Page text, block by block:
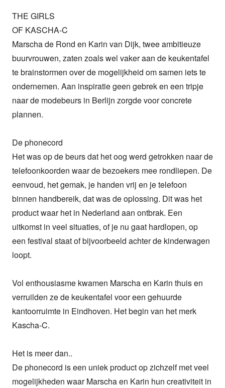
THE GIRLS
OF KASCHA-C
Marscha de Rond en Karin van Dijk, twee ambitieuze
buurvrouwen, zaten zoals wel vaker aan de keukentafel
te brainstormen over de mogelijkheid om samen iets te
ondernemen. Aan inspiratie geen gebrek en een tripje
naar de modebeurs in Berlijn zorgde voor concrete
plannen.
De phonecord
Het was op de beurs dat het oog werd getrokken naar de
telefoonkoorden waar de bezoekers mee rondliepen. De
eenvoud, het gemak, je handen vrij en je telefoon
binnen handbereik, dat was de oplossing. Dit was het
product waar het in Nederland aan ontbrak. Een
uitkomst in veel situaties, of je nu gaat hardlopen, op
een festival staat of bijvoorbeeld achter de kinderwagen
loopt.
Vol enthousiasme kwamen Marscha en Karin thuis en
verruilden ze de keukentafel voor een gehuurde
kantoorruimte in Eindhoven. Het begin van het merk
Kascha-C.
Het is meer dan..
De phonecord is een uniek product op zichzelf met veel
mogelijkheden waar Marscha en Karin hun creativiteit in